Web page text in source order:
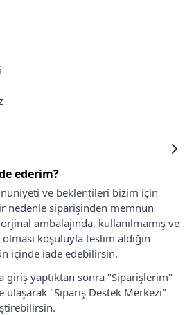
ederim?
ve beklentileri bizim için
nedenle siparişinden memnun
ambalajında, kullanılmamış ve
koşuluyla teslim aldığın
içinde iade edebilirsin.
giriş yaptıktan sonra "Siparişlerim"
ulaşarak "Sipariş Destek Merkezi"